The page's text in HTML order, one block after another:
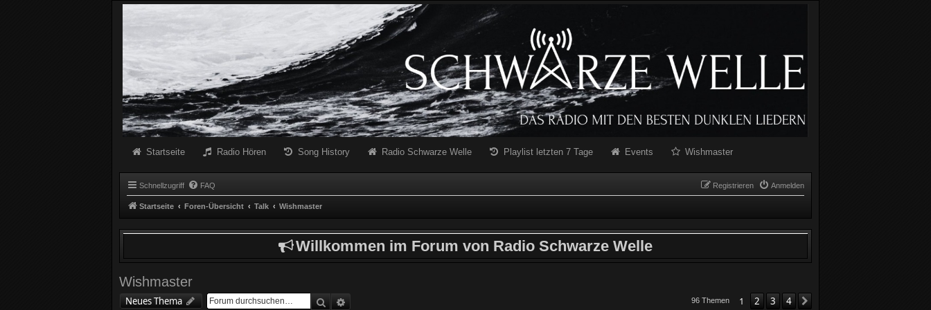
Radio Schwarze Welle Forum
Startseite Radio Hören Song History Radio Schwarze Welle Playlist letzten 7 Tage Events Wishmaster
Schnellzugriff FAQ Anmelden
Registrieren
Startseite Foren-Übersicht Talk Wishmaster
Willkommen im Forum von Radio Schwarze Welle
Wishmaster
Neues Thema Suche 96 Themen 1 2 3 4